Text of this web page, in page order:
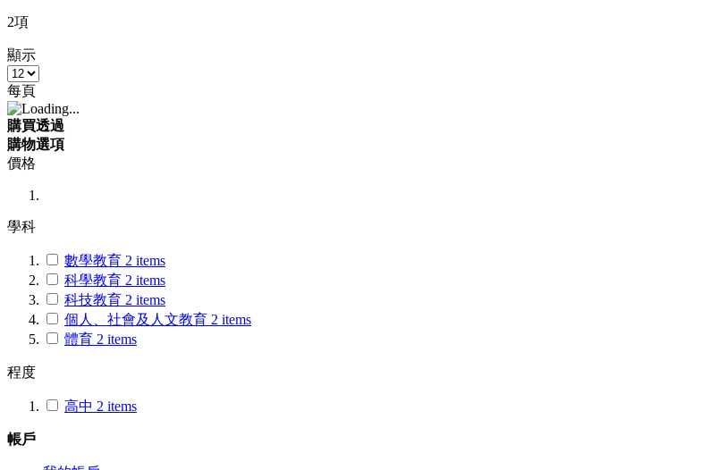
2項
顯示
每頁
購買透過
購物選項
價格
學科
數學教育 2 items
科學教育 2 items
科技教育 2 items
個人、社會及人文教育 2 items
體育 2 items
程度
高中 2 items
帳戶